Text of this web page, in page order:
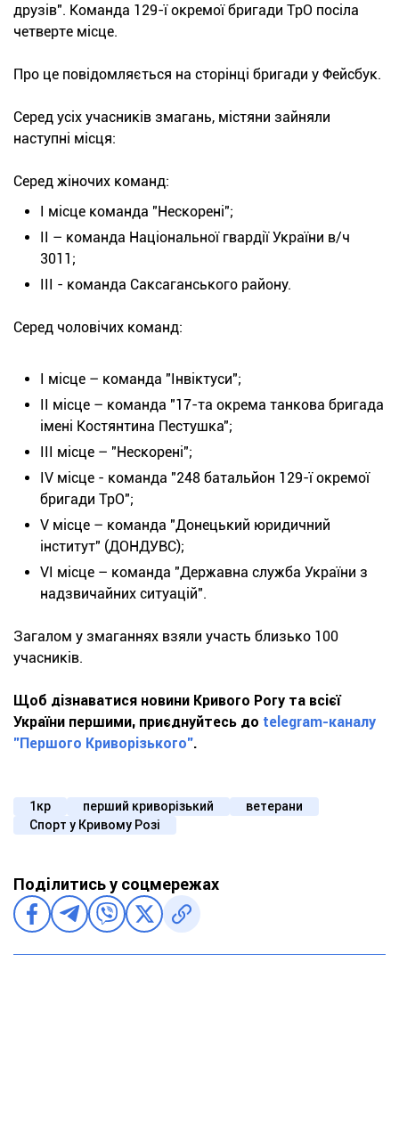
друзів". Команда 129-ї окремої бригади ТрО посіла
четверте місце.
Про це повідомляється на сторінці бригади у Фейсбук.
Серед усіх учасників змагань, містяни зайняли
наступні місця:
Серед жіночих команд:
І місце команда "Нескорені";
ІІ – команда Національної гвардії України в/ч
3011;
ІІІ - команда Саксаганського району.
Серед чоловічих команд:
І місце – команда "Інвіктуси";
ІІ місце – команда "17-та окрема танкова бригада
імені Костянтина Пестушка";
ІІІ місце – "Нескорені";
IV місце - команда "248 батальйон 129-ї окремої
бригади ТрО";
V місце – команда "Донецький юридичний
інститут" (ДОНДУВС);
VI місце – команда "Державна служба України з
надзвичайних ситуацій".
Загалом у змаганнях взяли участь близько 100
учасників.
Щоб дізнаватися новини Кривого Рогу та всієї
України першими, приєднуйтесь до telegram-каналу
"Першого Криворізького".
1кр перший криворізький
ветерани
Спорт у Кривому Розі
Поділитись у соцмережах